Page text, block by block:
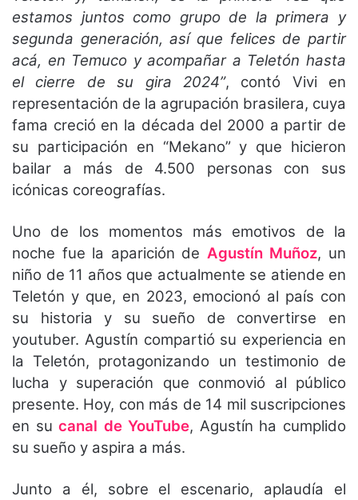
estamos juntos como grupo de la primera y
segunda generación, así que felices de partir
acá, en Temuco y acompañar a Teletón hasta
el cierre de su gira 2024”, contó Vivi en
representación de la agrupación brasilera, cuya
fama creció en la década del 2000 a partir de
su participación en “Mekano” y que hicieron
bailar a más de 4.500 personas con sus
icónicas coreografías.
Uno de los momentos más emotivos de la
noche fue la aparición de Agustín Muñoz, un
niño de 11 años que actualmente se atiende en
Teletón y que, en 2023, emocionó al país con
su historia y su sueño de convertirse en
youtuber. Agustín compartió su experiencia en
la Teletón, protagonizando un testimonio de
lucha y superación que conmovió al público
presente. Hoy, con más de 14 mil suscripciones
en sucanal de YouTube, Agustín ha cumplido
su sueño y aspira a más.
Junto a él, sobre el escenario, aplaudía el